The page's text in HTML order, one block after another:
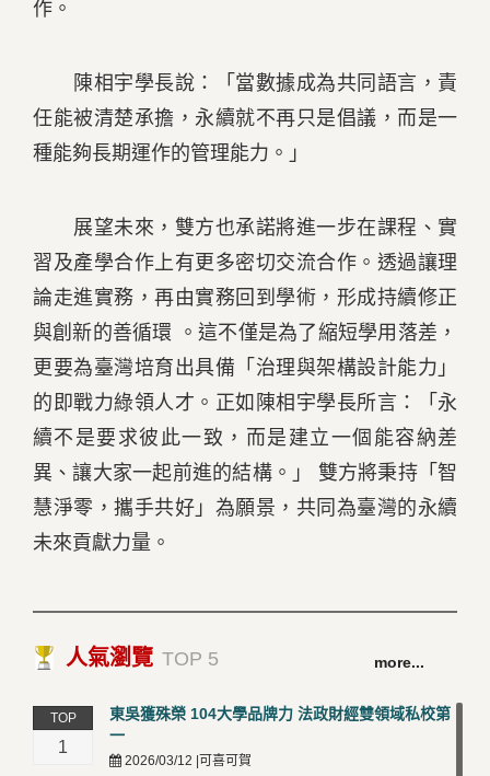
作。
陳相宇學長說：「當數據成為共同語言，責
任能被清楚承擔，永續就不再只是倡議，而是一
種能夠長期運作的管理能力。」
展望未來，雙方也承諾將進一步在課程、實
習及產學合作上有更多密切交流合作。透過讓理
論走進實務，再由實務回到學術，形成持續修正
與創新的善循環 。這不僅是為了縮短學用落差，
更要為臺灣培育出具備「治理與架構設計能力」
的即戰力綠領人才。正如陳相宇學長所言：「永
續不是要求彼此一致，而是建立一個能容納差
異、讓大家一起前進的結構。」 雙方將秉持「智
慧淨零，攜手共好」為願景，共同為臺灣的永續
未來貢獻力量。
人氣瀏覽 TOP 5 more...
TOP
1
東吳獲殊榮 104大學品牌力 法政財經雙領域私校第
一
2026/03/12 |可喜可賀